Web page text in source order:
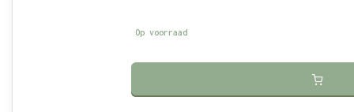
Op voorraad